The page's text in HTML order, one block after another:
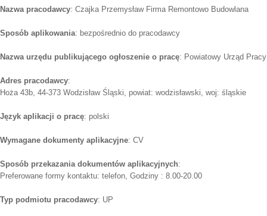
Nazwa pracodawcy: Czajka Przemysław Firma Remontowo Budowlana
Sposób aplikowania: bezpośrednio do pracodawcy
Nazwa urzędu publikującego ogłoszenie o pracę: Powiatowy Urząd
Adres pracodawcy:
Hoża 43b, 44-373 Wodzisław Śląski, powiat: wodzisławski, woj: śląskie
Język aplikacji o pracę: polski
Wymagane dokumenty aplikacyjne: CV
Sposób przekazania dokumentów aplikacyjnych:
Preferowane formy kontaktu: telefon, Godziny : 8.00-20.00
Typ podmiotu pracodawcy: UP